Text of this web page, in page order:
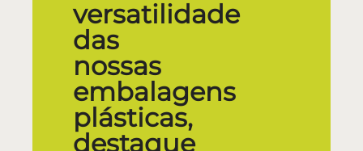
versatilidade
das
nossas
embalagens
plásticas,
destaque